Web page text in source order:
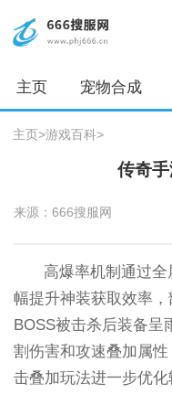
主页 宠物合成
主页>游戏百科>
传奇
来源：666搜服网
高爆率机制通过
幅提升神装获取效率，
BOSS被击杀后装备呈
割伤害和攻速叠加属
击叠加玩法进一步优